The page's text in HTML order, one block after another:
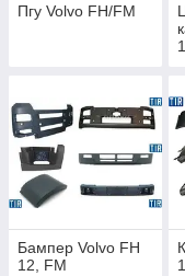
Пгу Volvo FH/FM
Бампер Volvo FH
12, FM